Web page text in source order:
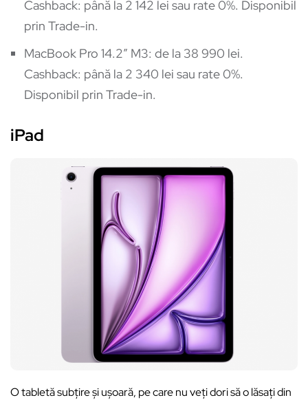
Cashback: până la 2 142 lei sau rate 0%. Disponibil
prin Trade-in.
MacBook Pro 14.2″ M3: de la 38 990 lei.
Cashback: până la 2 340 lei sau rate 0%.
Disponibil prin Trade-in.
iPad
O tabletă subțire și ușoară, pe care nu veți dori să o lăsați din